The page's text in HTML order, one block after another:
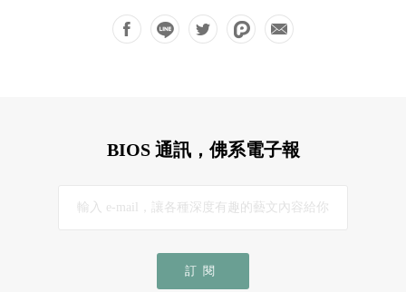
BIOS 通訊，佛系電子報
訂閱